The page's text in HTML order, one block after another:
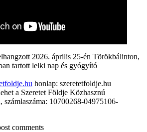
2026. április 25-én Törökbálinton,
tartott lelki nap és gyógyító
honlap: szeretetfoldje.hu
a Szeretet Földje Közhasznú
számlaszáma: 10700268-04975106-
comments